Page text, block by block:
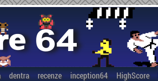
dentra recenze inception64 HighScore